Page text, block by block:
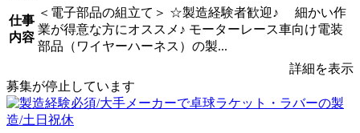
仕事
内容
＜電子部品の組立て＞ ☆製造経験者歓迎♪ 細かい作
業が得意な方にオススメ♪ モーターレース車向け電装
部品（ワイヤーハーネス）の製...
詳細を表示
募集が停止しています